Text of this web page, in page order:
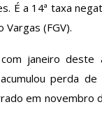
É a 14ª taxa
(FGV).
janeiro deste
perda
em novembro
Participa
Unificação